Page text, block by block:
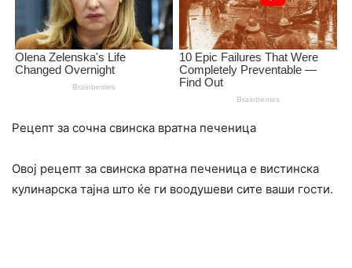
Рецепт за сочна свинска вратна печеница
Овој рецепт за свинска вратна печеница е вистинска
кулинарска тајна што ќе ги воодушеви сите ваши гости.